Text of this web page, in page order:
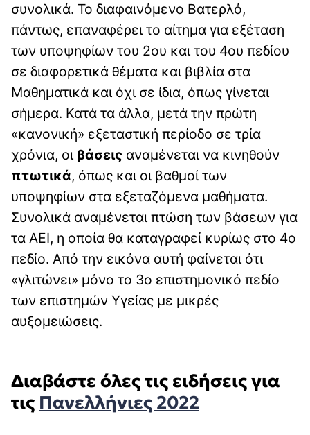
συνολικά. Το διαφαινόμενο Βατερλό,
πάντως, επαναφέρει το αίτημα για εξέταση
των υποψηφίων του 2ου και του 4ου πεδίου
σε διαφορετικά θέματα και βιβλία στα
Μαθηματικά και όχι σε ίδια, όπως γίνεται
σήμερα. Κατά τα άλλα, μετά την πρώτη
«κανονική» εξεταστική περίοδο σε τρία
χρόνια, οι βάσεις αναμένεται να κινηθούν
πτωτικά, όπως και οι βαθμοί των
υποψηφίων στα εξεταζόμενα μαθήματα.
Συνολικά αναμένεται πτώση των βάσεων για
τα ΑΕΙ, η οποία θα καταγραφεί κυρίως στο 4ο
πεδίο. Από την εικόνα αυτή φαίνεται ότι
«γλιτώνει» μόνο το 3ο επιστημονικό πεδίο
των επιστημών Υγείας με μικρές
αυξομειώσεις.
Διαβάστε όλες τις ειδήσεις για
τις Πανελλήνιες 2022